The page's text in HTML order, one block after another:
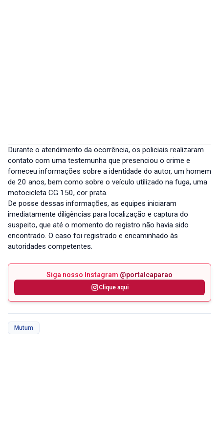
Durante o atendimento da ocorrência, os policiais realizaram
contato com uma testemunha que presenciou o crime e
forneceu informações sobre a identidade do autor, um homem
de 20 anos, bem como sobre o veículo utilizado na fuga, uma
motocicleta CG 150, cor prata.
De posse dessas informações, as equipes iniciaram
imediatamente diligências para localização e captura do
suspeito, que até o momento do registro não havia sido
encontrado. O caso foi registrado e encaminhado às
autoridades competentes.
Siga nosso Instagram @portalcaparao
Clique aqui
Mutum